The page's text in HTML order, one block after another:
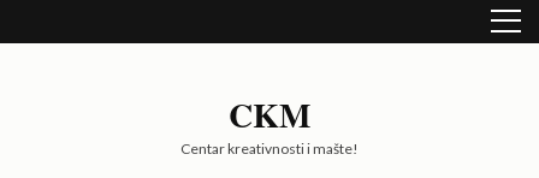
to
CKM
Centar kreativnosti i mašte!